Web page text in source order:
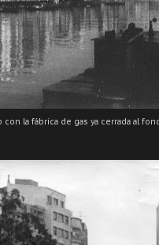
la fábrica de gas ya cerrada al